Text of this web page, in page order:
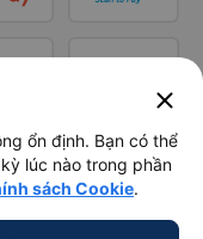
close
ổn định. Bạn có thể
lúc nào trong phần
sách Cookie.